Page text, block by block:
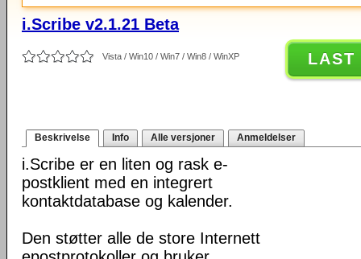
i.Scribe v2.1.21 Beta
Vista / Win10 / Win7 / Win8 / WinXP LAST
Beskrivelse Info Alle versjoner Anmeldelser
i.Scribe er en liten og rask e-
postklient med en integrert
kontaktdatabase og kalender.
Den støtter alle de store Internett